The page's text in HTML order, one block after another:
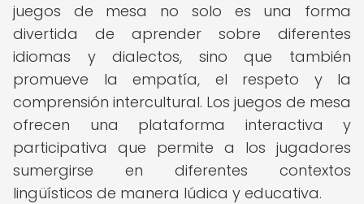
juegos de mesa no solo es una forma
divertida de aprender sobre diferentes
idiomas y dialectos, sino que también
promueve la empatía, el respeto y la
comprensión intercultural. Los juegos de mesa
ofrecen una plataforma interactiva y
participativa que permite a los jugadores
sumergirse en diferentes contextos
lingüísticos de manera lúdica y educativa.